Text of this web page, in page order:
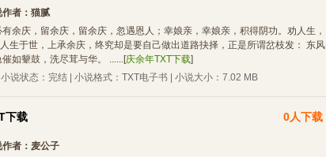
者： 猫腻
余庆，留余庆，留余庆，忽遇恩人；幸娘亲，幸娘亲，积得阴功。劝人生，
于世，上承余庆，终究却是要自己做出道路抉择，正是所谓岔枝发： 东风
如颦鼓，洗尽茸与华。 ......[庆余年TXT下载]
小说状态：完结 | 小说格式：TXT电子书 | 小说大小：7.02 MB
下载 0人下载
者： 麦公子